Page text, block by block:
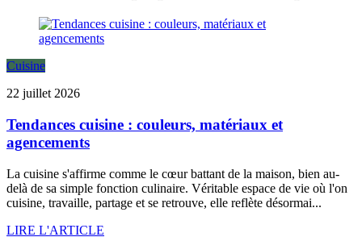
Cuisine
22 juillet 2026
Tendances cuisine : couleurs, matériaux et
agencements
La cuisine s'affirme comme le cœur battant de la maison, bien au-
delà de sa simple fonction culinaire. Véritable espace de vie où l'on
cuisine, travaille, partage et se retrouve, elle reflète désormai...
LIRE L'ARTICLE